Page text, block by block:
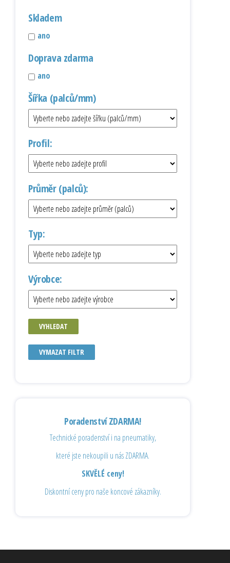
Skladem
ano
Doprava zdarma
ano
Šířka (palců/mm)
Profil:
Průměr (palců):
Typ:
Výrobce:
VYHLEDAT
VYMAZAT FILTR
Poradenství ZDARMA!
Technické poradenství i na pneumatiky,
které jste nekoupili u nás ZDARMA.
SKVĚLÉ ceny!
Diskontní ceny pro naše koncové zákazníky.